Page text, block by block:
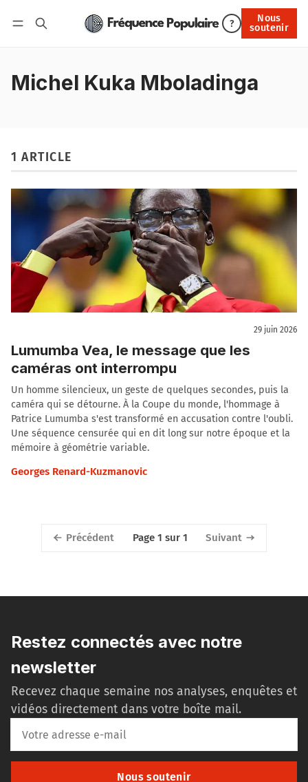
?
Nous
soutenir
Nous soutenir
Michel Kuka Mboladinga
1 ARTICLE
29 juin 2026
Lumumba Vea, le message que les
caméras ont interrompu
Un homme silencieux, un geste de quelques secondes, puis la
caméra qui se détourne. À la Coupe du monde, l'hommage à
Patrice Lumumba s'est transformé en accusation contre l'oubli.
Une séquence censurée qui en dit long sur notre époque et la
mémoire à géométrie variable.
Georges Renard-Kuzmanovic
Précédent Page 1 sur 1 Suivant
Restez connectés avec notre
newsletter
Recevez chaque semaine nos analyses, enquêtes et
vidéos directement dans votre boîte mail.
Nous soutenir